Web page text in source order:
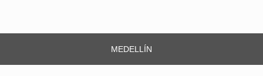
MEDELLÍN